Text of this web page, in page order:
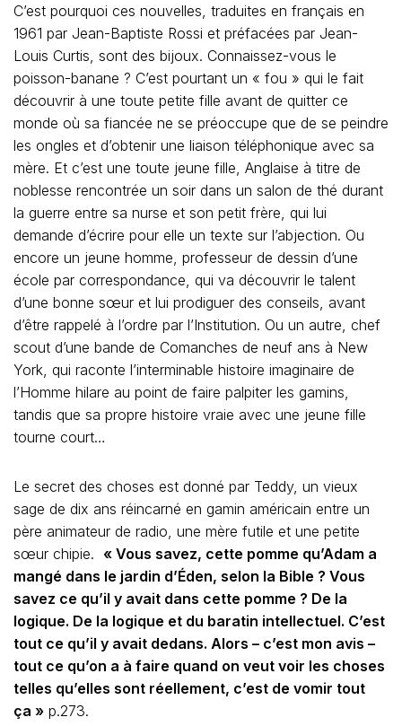
C’est pourquoi ces nouvelles, traduites en français en
1961 par Jean-Baptiste Rossi et préfacées par Jean-
Louis Curtis, sont des bijoux. Connaissez-vous le
poisson-banane ? C’est pourtant un « fou » qui le fait
découvrir à une toute petite fille avant de quitter ce
monde où sa fiancée ne se préoccupe que de se peindre
les ongles et d’obtenir une liaison téléphonique avec sa
mère. Et c’est une toute jeune fille, Anglaise à titre de
noblesse rencontrée un soir dans un salon de thé durant
la guerre entre sa nurse et son petit frère, qui lui
demande d’écrire pour elle un texte sur l’abjection. Ou
encore un jeune homme, professeur de dessin d’une
école par correspondance, qui va découvrir le talent
d’une bonne sœur et lui prodiguer des conseils, avant
d’être rappelé à l’ordre par l’Institution. Ou un autre, chef
scout d’une bande de Comanches de neuf ans à New
York, qui raconte l’interminable histoire imaginaire de
l’Homme hilare au point de faire palpiter les gamins,
tandis que sa propre histoire vraie avec une jeune fille
tourne court…
Le secret des choses est donné par Teddy, un vieux
sage de dix ans réincarné en gamin américain entre un
père animateur de radio, une mère futile et une petite
sœur chipie. « Vous savez, cette pomme qu’Adam a
mangé dans le jardin d’Éden, selon la Bible ? Vous
savez ce qu’il y avait dans cette pomme ? De la
logique. De la logique et du baratin intellectuel. C’est
tout ce qu’il y avait dedans. Alors – c’est mon avis –
tout ce qu’on a à faire quand on veut voir les choses
telles qu’elles sont réellement, c’est de vomir tout
ça » p.273.